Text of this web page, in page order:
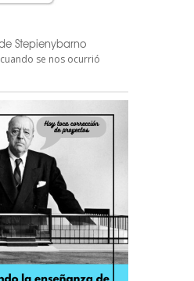
Stepienybarno
se nos ocurrió